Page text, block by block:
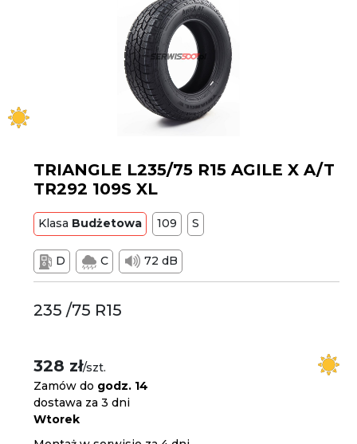
TRIANGLE L235/75 R15 AGILE X A/T
TR292 109S XL
Klasa Budżetowa 109 S
D C 72 dB
235 /75 R15
328 zł/szt.
Zamów do godz. 14
dostawa za 3 dni
Wtorek